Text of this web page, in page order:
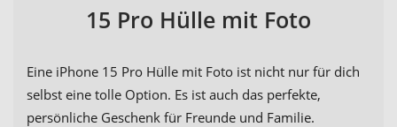
15 Pro Hülle mit Foto
Eine iPhone 15 Pro Hülle mit Foto ist nicht nur für dich
selbst eine tolle Option. Es ist auch das perfekte,
persönliche Geschenk für Freunde und Familie.